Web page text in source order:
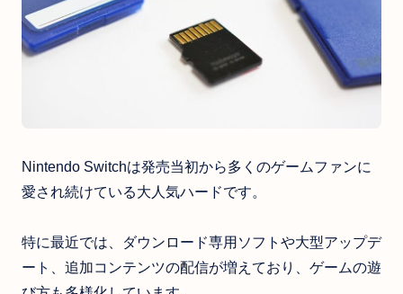
Nintendo Switchは発売当初から多くのゲームファンに
愛され続けている大人気ハードです。
特に最近では、ダウンロード専用ソフトや大型アップデ
ート、追加コンテンツの配信が増えており、ゲームの遊